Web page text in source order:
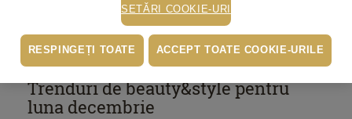
Trenduri de beauty&style pentru
luna decembrie
SETĂRI COOKIE-URI
RESPINGEȚI TOATE ACCEPT TOATE COOKIE-URILE